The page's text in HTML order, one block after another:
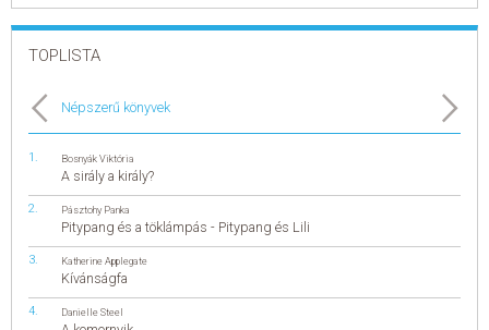
TOPLISTA
Népszerű könyvek
Bosnyák Viktória
A sirály a király?
Pásztohy Panka
Pitypang és a töklámpás - Pitypang és Lili
Katherine Applegate
Kívánságfa
Danielle Steel